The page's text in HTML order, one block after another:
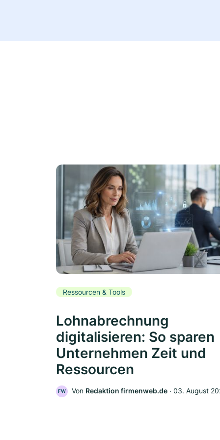
Ressourcen & Tools
Lohnabrechnung
digitalisieren: So sparen
Unternehmen Zeit und
Ressourcen
FW Von Redaktion firmenweb.de ‧ 03. August